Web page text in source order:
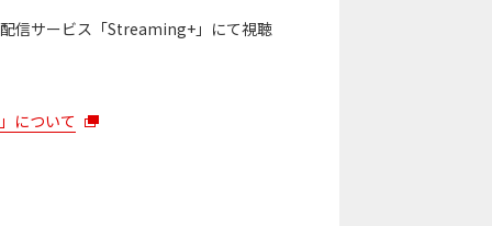
信サービス「Streaming+」にて視聴
について